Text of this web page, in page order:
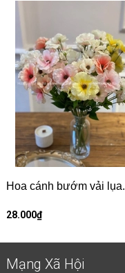
Hoa cánh bướm vải
28.000₫
Mạng Xã Hội